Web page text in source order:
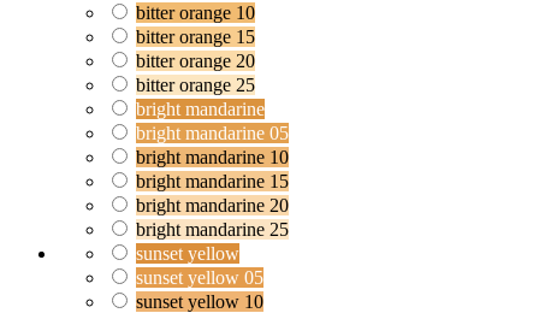
bitter orange 10
bitter orange 15
bitter orange 20
bitter orange 25
bright mandarine
bright mandarine 05
bright mandarine 10
bright mandarine 15
bright mandarine 20
bright mandarine 25
sunset yellow
sunset yellow 05
sunset yellow 10